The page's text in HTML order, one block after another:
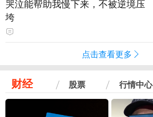
哭泣能帮助我慢下来，不被逆境压
垮
点击查看更多
财经 股票 行情中心